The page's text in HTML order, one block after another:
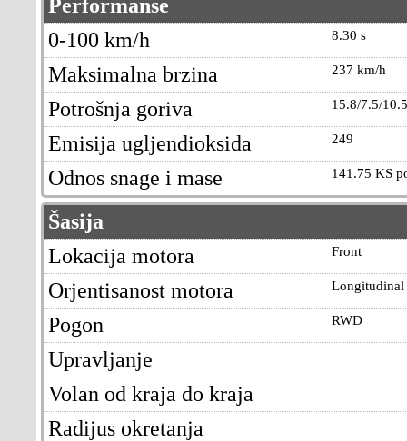
Performanse
8.30 s
0-100 km/h
237 km/h
Maksimalna brzina
15.8/7.5/
Potrošnja goriva
249
Emisija ugljendioksida
141.75 KS
Odnos snage i mase
Šasija
Front
Lokacija motora
Longitudinal
Orjentisanost motora
RWD
Pogon
Upravljanje
Volan od kraja do kraja
Radijus okretanja